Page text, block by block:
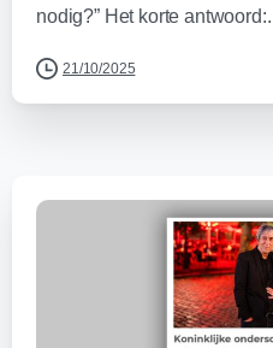
nodig?” Het korte
21/10/2025